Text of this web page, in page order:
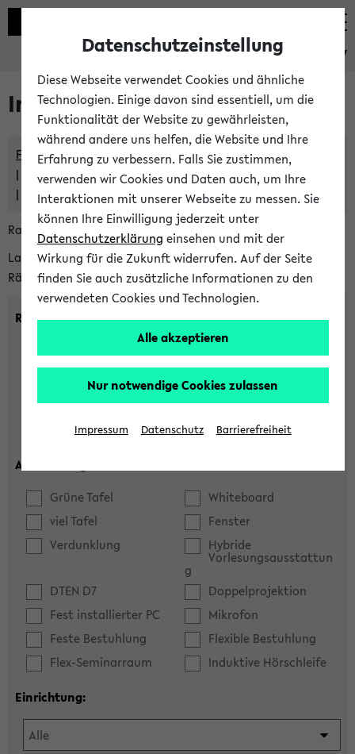
eKVV
Im eKVV verwaltete Räume
Freie Räume und Veranstaltungsüberschneidungen
Raumüberschneidungen
Hinweise der zentralen Raumvergabe
Raumanfragen:
raumvergabe@uni-bielefeld.de
Lassen Sie sich alle Räume anzeigen oder suchen Sie nach
Räumen mit bestimmten Eigenschaften:
Raumkriterien:
max. Plätze:
Ausstattung:
Grüne Tafel
Whiteboard
viel Tafel
Fenster
Verdunklung
Hybride
Vorlesungsausstattun
g
DTEN D7
Doppelprojektion
Fest installierter PC
Mikrofon
Feste Bestuhlung
Flexible Bestuhlung
Flex-Seminarraum
Induktive Hörschleife
Einrichtung:
Datenschutzeinstellung
Diese Webseite verwendet Cookies und ähnliche
Technologien. Einige davon sind essentiell, um die
Funktionalität der Website zu gewährleisten,
während andere uns helfen, die Website und Ihre
Erfahrung zu verbessern. Falls Sie zustimmen,
verwenden wir Cookies und Daten auch, um Ihre
Interaktionen mit unserer Webseite zu messen. Sie
können Ihre Einwilligung jederzeit unter
Datenschutzerklärung einsehen und mit der
Wirkung für die Zukunft widerrufen. Auf der Seite
finden Sie auch zusätzliche Informationen zu den
verwendeten Cookies und Technologien.
Alle akzeptieren
Nur notwendige Cookies zulassen
Impressum Datenschutz Barrierefreiheit